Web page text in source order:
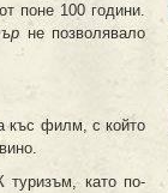
поне 100 години.
не позволявало
къс филм, с който
туризъм, като по-